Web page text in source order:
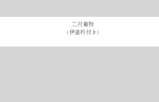
二尺着物
(伊達衿付き)